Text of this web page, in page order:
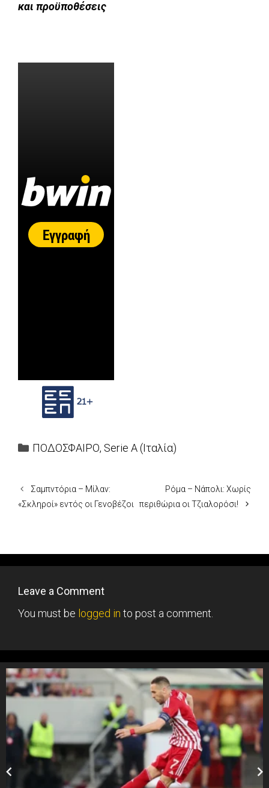
και προϋποθέσεις
Categories
ΠΟΔΟΣΦΑΙΡΟ, Serie A (Ιταλία)
Σαμπντόρια – Μίλαν:
«Σκληροί» εντός οι Γενοβέζοι
Ρόμα – Νάπολι: Χωρίς
περιθώρια οι Τζιαλορόσι!
Leave a Comment
You must be logged in to post a comment.